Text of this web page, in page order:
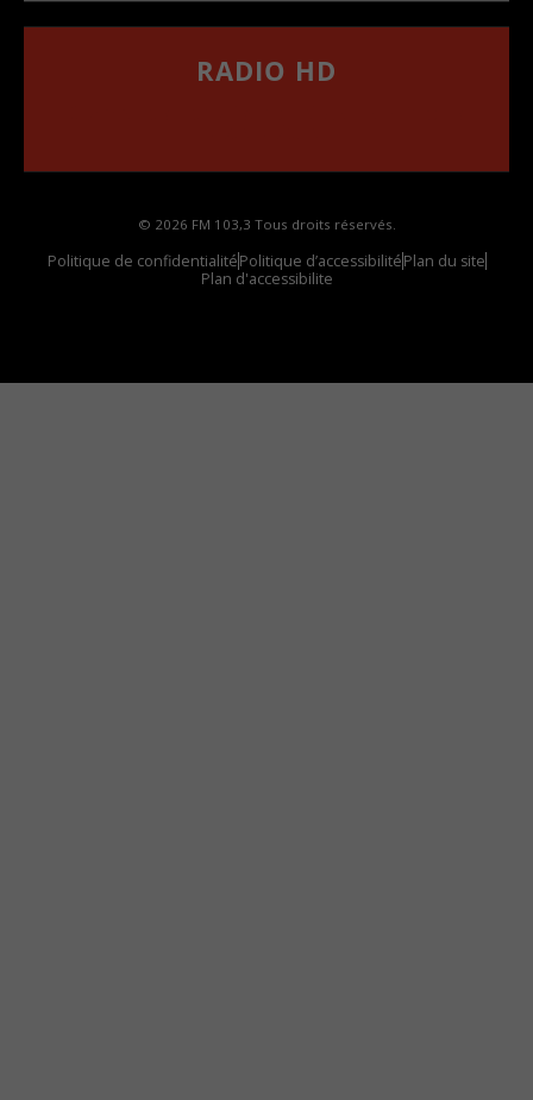
RADIO HD
© 2026 FM 103,3 Tous droits réservés.
Politique de confidentialitéPolitique d’accessibilitéPlan du site
Plan d'accessibilite